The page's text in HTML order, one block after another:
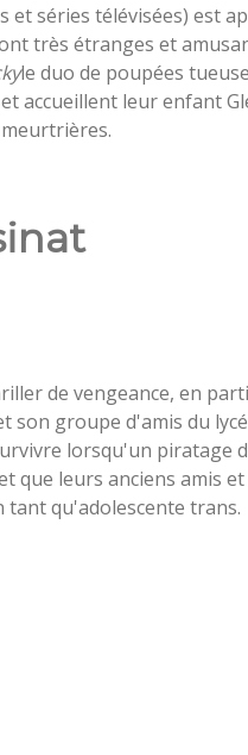
et séries télévisées) est
très étranges et
le duo de poupées
accueillent leur enfant
de vengeance, en
son groupe d'amis du
lorsqu'un piratage
que leurs anciens amis
tant qu'adolescente trans.